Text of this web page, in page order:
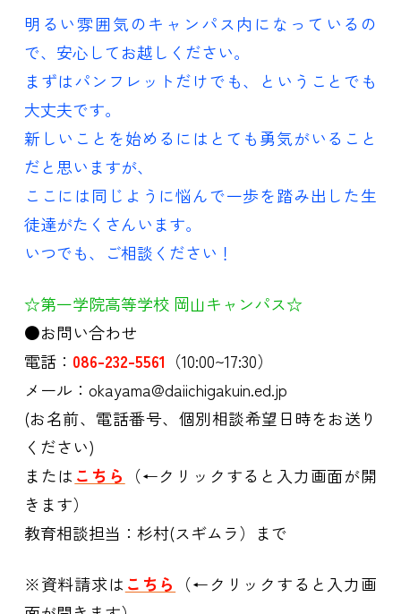
明るい雰囲気のキャンパス内になっているの
で、安心してお越しください。
まずはパンフレットだけでも、ということでも
大丈夫です。
新しいことを始めるにはとても勇気がいること
だと思いますが、
ここには同じように悩んで一歩を踏み出した生
徒達がたくさんいます。
いつでも、ご相談ください！
☆第一学院高等学校 岡山キャンパス☆
●お問い合わせ
電話： 086-232-5561 （10:00~17:30）
メール：okayama@daiichigakuin.ed.jp
(お名前、電話番号、個別相談希望日時をお送り
ください)
または こちら
（←クリックすると入力画面が開
きます）
教育相談担当：杉村(スギムラ）まで
※資料請求は こちら
（←クリックすると入力画